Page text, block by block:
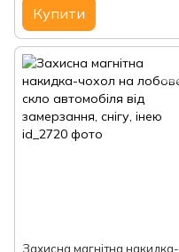
Купити
Захисна магнітна накидка-